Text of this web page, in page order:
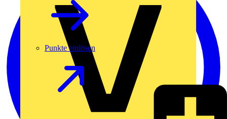
Punkte einlösen